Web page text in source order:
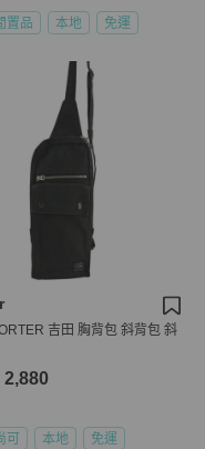
置品 本地 免運
吉田 胸背包 斜背包 斜
2,880
可 本地 免運